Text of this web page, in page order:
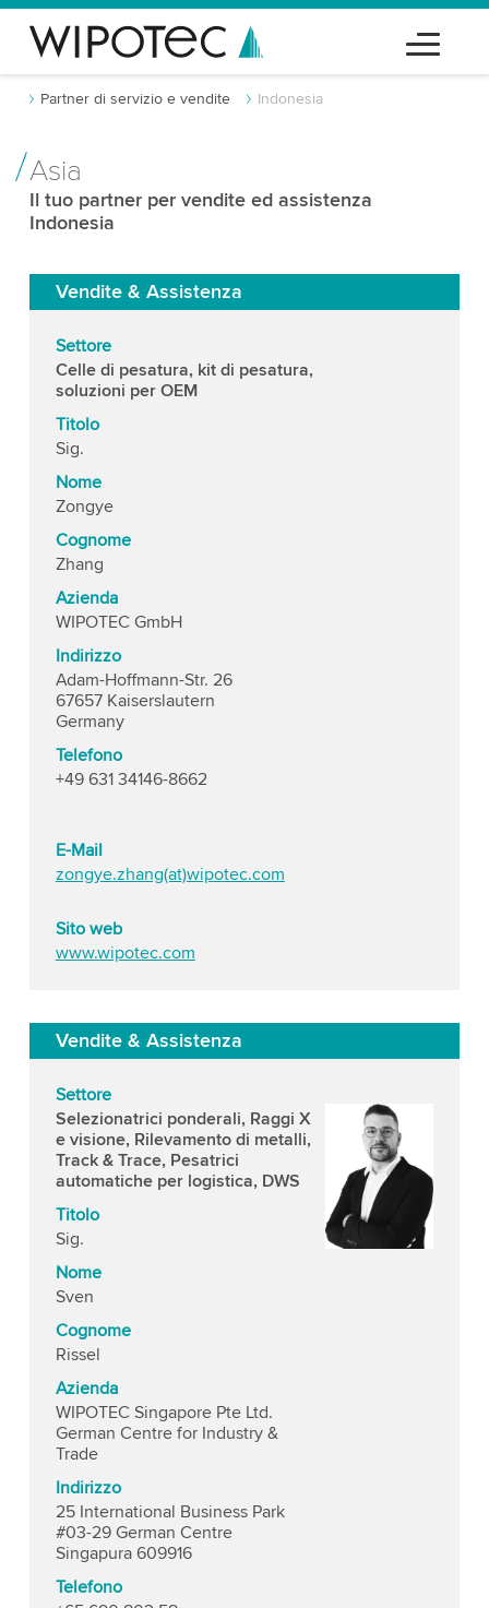
Partner di servizio e vendite Indonesia
Asia
Il tuo partner per vendite ed assistenza
Indonesia
Vendite & Assistenza
Settore
Celle di pesatura, kit di pesatura,
soluzioni per OEM
Titolo
Sig.
Nome
Zongye
Cognome
Zhang
Azienda
WIPOTEC GmbH
Indirizzo
Adam-Hoffmann-Str. 26
67657 Kaiserslautern
Germany
Telefono
+49 631 34146-8662
E-Mail
zongye.zhang(at)wipotec.com
Sito web
www.wipotec.com
Vendite & Assistenza
Settore
Selezionatrici ponderali, Raggi X
e visione, Rilevamento di metalli,
Track & Trace, Pesatrici
automatiche per logistica, DWS
Titolo
Sig.
Nome
Sven
Cognome
Rissel
Azienda
WIPOTEC Singapore Pte Ltd.
German Centre for Industry &
Trade
Indirizzo
25 International Business Park
#03-29 German Centre
Singapura 609916
Telefono